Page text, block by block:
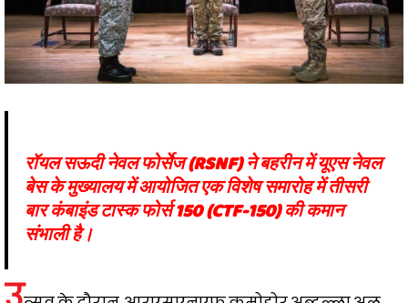
रॉयल सऊदी नेवल फोर्सेज (RSNF) ने बहरीन में यूएस नेवल
बेस के मुख्यालय में आयोजित एक विशेष समारोह में तीसरी
बार कंबाइंड टास्क फोर्स 150 (CTF-150) की कमान
संभाली है।